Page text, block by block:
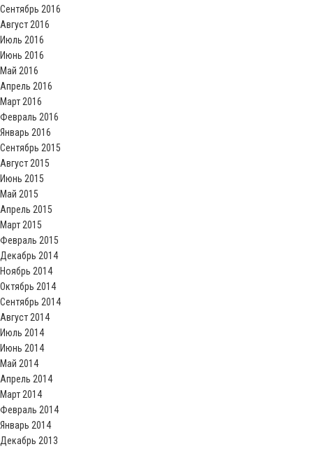
Сентябрь 2016
Август 2016
Июль 2016
Июнь 2016
Май 2016
Апрель 2016
Март 2016
Февраль 2016
Январь 2016
Сентябрь 2015
Август 2015
Июнь 2015
Май 2015
Апрель 2015
Март 2015
Февраль 2015
Декабрь 2014
Ноябрь 2014
Октябрь 2014
Сентябрь 2014
Август 2014
Июль 2014
Июнь 2014
Май 2014
Апрель 2014
Март 2014
Февраль 2014
Январь 2014
Декабрь 2013